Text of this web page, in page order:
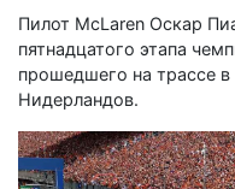
Пилот McLaren Оскар
пятнадцатого этапа
прошедшего на трассе
Нидерландов.